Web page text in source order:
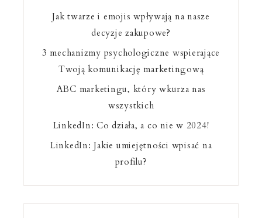
Jak twarze i emojis wpływają na nasze
decyzje zakupowe?
3 mechanizmy psychologiczne wspierające
Twoją komunikację marketingową
ABC marketingu, który wkurza nas
wszystkich
LinkedIn: Co działa, a co nie w 2024!
LinkedIn: Jakie umiejętności wpisać na
profilu?